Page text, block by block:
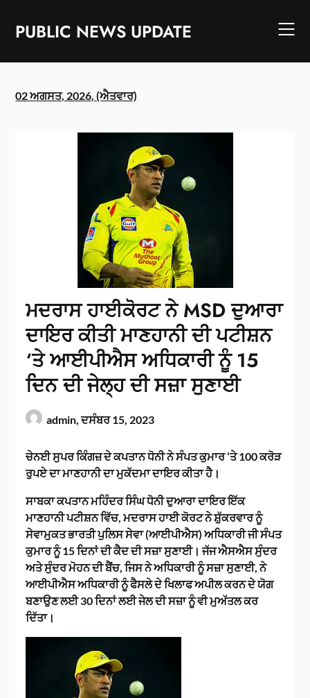
contentPUBLIC NEWS UPDATE
02 ਅਗਸਤ, 2026, (ਐਤਵਾਰ)
ਮਦਰਾਸ ਹਾਈਕੋਰਟ ਨੇ MSD ਦੁਆਰਾ
ਦਾਇਰ ਕੀਤੀ ਮਾਣਹਾਨੀ ਦੀ ਪਟੀਸ਼ਨ
‘ਤੇ ਆਈਪੀਐਸ ਅਧਿਕਾਰੀ ਨੂੰ 15
ਦਿਨ ਦੀ ਜੇਲ੍ਹ ਦੀ ਸਜ਼ਾ ਸੁਣਾਈ
admin,ਦਸੰਬਰ 15, 2023
ਚੇਨਈ ਸੁਪਰ ਕਿੰਗਜ਼ ਦੇ ਕਪਤਾਨ ਧੋਨੀ ਨੇ ਸੰਪਤ ਕੁਮਾਰ ‘ਤੇ 100 ਕਰੋੜ
ਰੁਪਏ ਦਾ ਮਾਣਹਾਨੀ ਦਾ ਮੁਕੱਦਮਾ ਦਾਇਰ ਕੀਤਾ ਹੈ।
ਸਾਬਕਾ ਕਪਤਾਨ ਮਹਿੰਦਰ ਸਿੰਘ ਧੋਨੀ ਦੁਆਰਾ ਦਾਇਰ ਇੱਕ
ਮਾਣਹਾਨੀ ਪਟੀਸ਼ਨ ਵਿੱਚ, ਮਦਰਾਸ ਹਾਈ ਕੋਰਟ ਨੇ ਸ਼ੁੱਕਰਵਾਰ ਨੂੰ
ਸੇਵਾਮੁਕਤ ਭਾਰਤੀ ਪੁਲਿਸ ਸੇਵਾ (ਆਈਪੀਐਸ) ਅਧਿਕਾਰੀ ਜੀ ਸੰਪਤ
ਕੁਮਾਰ ਨੂੰ 15 ਦਿਨਾਂ ਦੀ ਕੈਦ ਦੀ ਸਜ਼ਾ ਸੁਣਾਈ। ਜੱਜ ਐਸਐਸ ਸੁੰਦਰ
ਅਤੇ ਸੁੰਦਰ ਮੋਹਨ ਦੀ ਬੈਂਚ, ਜਿਸ ਨੇ ਅਧਿਕਾਰੀ ਨੂੰ ਸਜ਼ਾ ਸੁਣਾਈ, ਨੇ
ਆਈਪੀਐਸ ਅਧਿਕਾਰੀ ਨੂੰ ਫੈਸਲੇ ਦੇ ਖਿਲਾਫ ਅਪੀਲ ਕਰਨ ਦੇ ਯੋਗ
ਬਣਾਉਣ ਲਈ 30 ਦਿਨਾਂ ਲਈ ਜੇਲ ਦੀ ਸਜ਼ਾ ਨੂੰ ਵੀ ਮੁਅੱਤਲ ਕਰ
ਦਿੱਤਾ।